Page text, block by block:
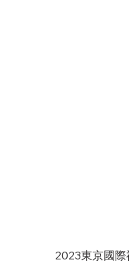
2023東京國